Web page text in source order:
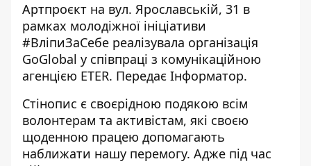
Артпроєкт на вул. Ярославській, 31 в
рамках молодіжної ініціативи
#ВліпиЗаСебе реалізувала організація
GoGlobal у співпраці з комунікаційною
агенцією ETER. Передає Інформатор.
Стінопис є своєрідною подякою всім
волонтерам та активістам, які своєю
щоденною працею допомагають
наближати нашу перемогу. Адже під час